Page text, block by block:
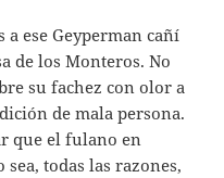
a ese Geyperman cañí
de los Monteros. No
su fachez con olor a
de mala persona.
que el fulano en
todas las razones,